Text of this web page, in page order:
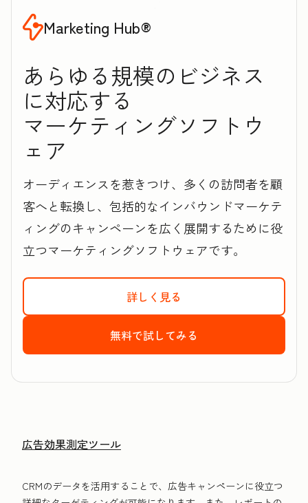
Marketing Hub®
あらゆる規模のビジネス
に対応する
マ‍ー‍ケ‍テ‍ィ‍ン‍グソフトウ
ェア
オーディエンスを惹きつけ、多くの訪問者を顧
客へと転換し、包括的なインバウンドマーケテ
ィングのキャンペーンを広く展開するために役
立つマーケティングソフトウェアです。
詳しく見る
無料で試してみる
広告効果測定ツール
CRMのデータを活用することで、広告キャンペーンに役立つ